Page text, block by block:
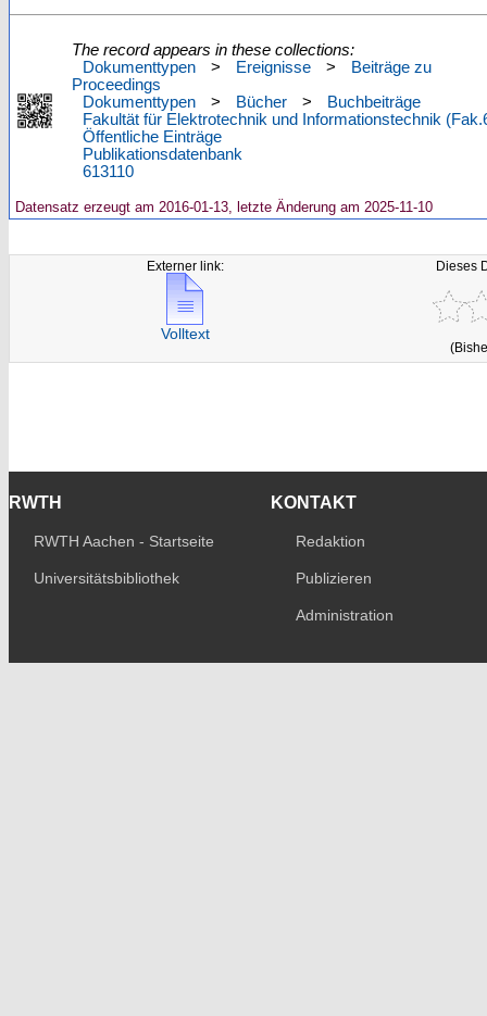
The record appears in these collections:
Dokumenttypen
> Ereignisse >
Beiträge zu
Proceedings
Dokumenttypen
> Bücher >
Buchbeiträge
Fakultät für Elektrotechnik und Informationstechnik
Öffentliche Einträge
Publikationsdatenbank
613110
Datensatz erzeugt am 2016-01-13, letzte Änderung am 2025-11-10
Externer link:
Volltext
Dieses
RWTH
RWTH Aachen - Startseite
Universitätsbibliothek
KONTAKT
Redaktion
Publizieren
Administration